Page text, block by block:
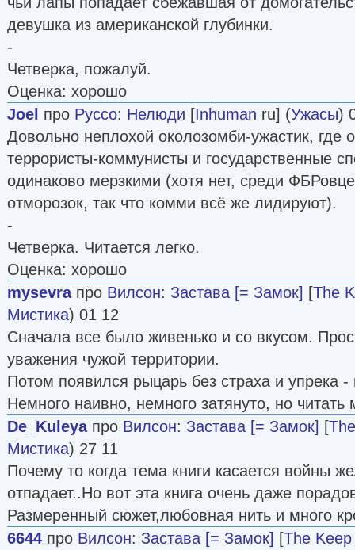
девушка из американской глубинки.
-
Четверка, пожалуй.
Оценка: хорошо
Joel про Руссо: Нелюди [Inhuman ru] (Ужасы)
Довольно неплохой околозомби-ужастик, где
террористы-коммунисты и государственные
одинаково мерзкими (хотя нет, среди
отморозок, так что комми всё же лидируют).
-
Четверка. Читается легко.
Оценка: хорошо
mysevraпро Вилсон: Застава [= Замок] [The
Мистика) 01 12
Сначала все было живенько и со вкусом.
уважения чужой территории.
Потом появился рыцарь без страха и упрека -
Немного наивно, немного затянуто, но читать
De_Kuleyaпро Вилсон: Застава [= Замок] [
Мистика) 27 11
Почему то когда тема книги касается войны
отпадает..Но вот эта книга очень даже
Размеренный сюжет,любовная нить и много
6644 про Вилсон: Застава [= Замок] [The Keep